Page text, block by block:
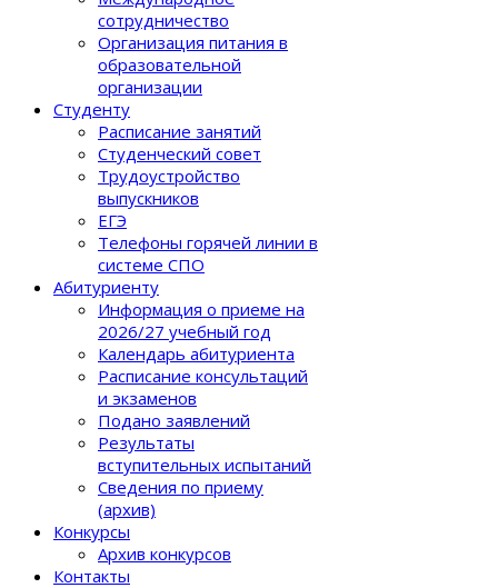
сотрудничество
Организация питания в
образовательной
организации
Студенту
Расписание занятий
Студенческий совет
Трудоустройство
выпускников
ЕГЭ
Телефоны горячей линии в
системе СПО
Абитуриенту
Информация о приеме на
2026/27 учебный год
Календарь абитуриента
Расписание консультаций
и экзаменов
Подано заявлений
Результаты
вступительных испытаний
Сведения по приему
(архив)
Конкурсы
Архив конкурсов
Контакты